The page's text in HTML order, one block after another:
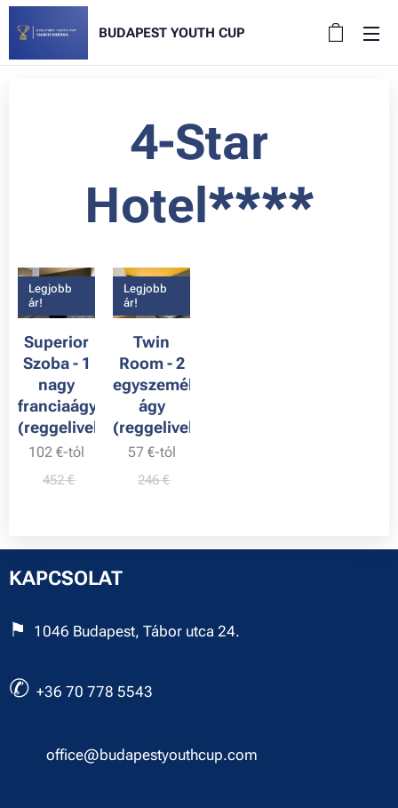
BUDAPEST YOUTH CUP
4-Star
Hotel****
Superior
Szoba - 1
nagy
franciaágy
(reggelivel)
Legjobb
ár!
102 €-tól
452€
Twin
Room - 2
egyszemélyes
ágy
(reggelivel)
Legjobb
ár!
57 €-tól
246€
KAPCSOLAT
⚑ 1046 Budapest, Tábor utca 24.
✆ +36 70 778 5543
office@budapestyouthcup.com